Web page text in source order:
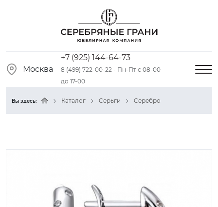
Москва
+7 (925) 144-64-73
8 (499) 722-00-22 - Пн-Пт с 08-00
до 17-00
Вы здесь: Каталог Серьги Серебро